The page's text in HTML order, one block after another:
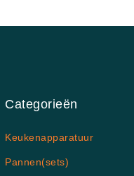
Categorieën
Keukenapparatuur
Pannen(sets)